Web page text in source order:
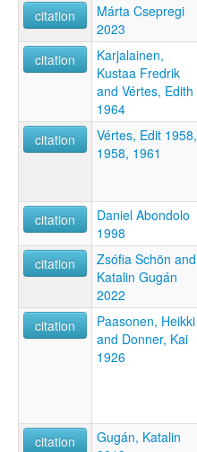
citation
Márta Csepregi
2023
citation
Karjalainen,
Kustaa Fredrik
and Vértes, Edith
1964
citation
Vértes, Edit 1958,
1958, 1961
citation
Daniel Abondolo
1998
citation
Zsófia Schön and
Katalin Gugán
2022
citation
Paasonen, Heikki
and Donner, Kai
1926
citation
Gugán, Katalin